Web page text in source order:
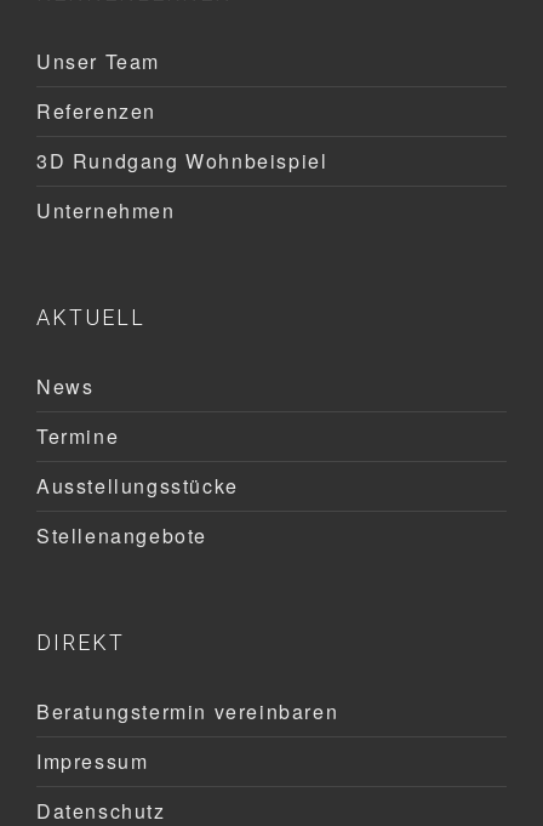
Unser Team
Referenzen
3D Rundgang Wohnbeispiel
Unternehmen
AKTUELL
News
Termine
Ausstellungsstücke
Stellenangebote
DIREKT
Beratungstermin vereinbaren
Impressum
Datenschutz